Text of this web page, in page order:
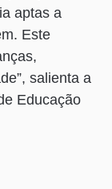
aptas a
Este
salienta a
Educação